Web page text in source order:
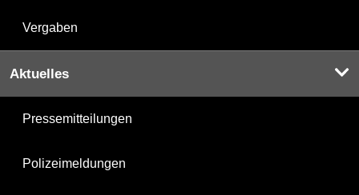
Vergaben
Aktuelles
Pressemitteilungen
Polizeimeldungen